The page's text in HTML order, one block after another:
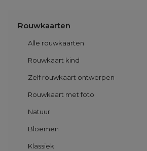
Rouwkaarten
Alle rouwkaarten
Rouwkaart kind
Zelf rouwkaart ontwerpen
Rouwkaart met foto
Natuur
Bloemen
Klassiek